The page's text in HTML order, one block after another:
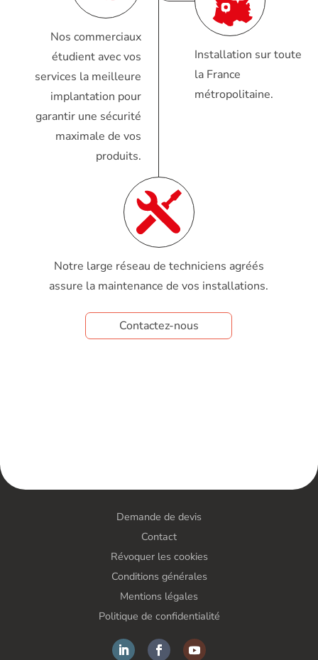
Nos commerciaux
étudient avec vos
services la meilleure
implantation pour
garantir une sécurité
maximale de vos
produits.
Installation sur toute
la France
métropolitaine.
Notre large réseau de techniciens agréés
assure la maintenance de vos installations.
Contactez-nous
Demande de devis
Contact
Révoquer les cookies
Conditions générales
Mentions légales
Politique de confidentialité